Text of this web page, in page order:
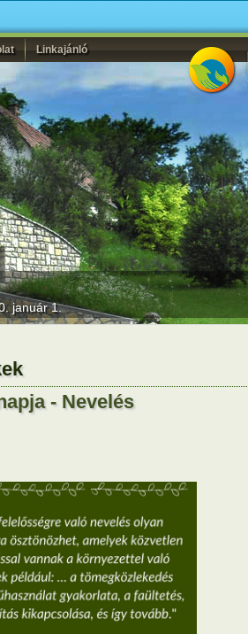
Linkajánló
január 1.
- Nevelés